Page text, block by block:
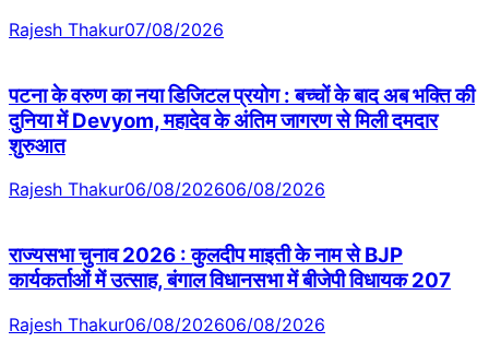
Rajesh Thakur07/08/2026
पटना के वरुण का नया डिजिटल प्रयोग : बच्चों के बाद अब भक्ति की
दुनिया में Devyom, महादेव के अंतिम जागरण से मिली दमदार
शुरुआत
Rajesh Thakur06/08/202606/08/2026
राज्यसभा चुनाव 2026 : कुलदीप माइती के नाम से BJP
कार्यकर्ताओं में उत्साह, बंगाल विधानसभा में बीजेपी विधायक 207
Rajesh Thakur06/08/202606/08/2026